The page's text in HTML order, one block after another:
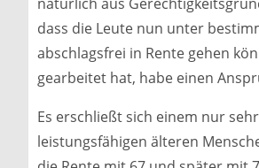
dass die Leute nun unter
abschlagsfrei in Rente gehen
gearbeitet hat, habe einen
Es erschließt sich einem nur
leistungsfähigen älteren